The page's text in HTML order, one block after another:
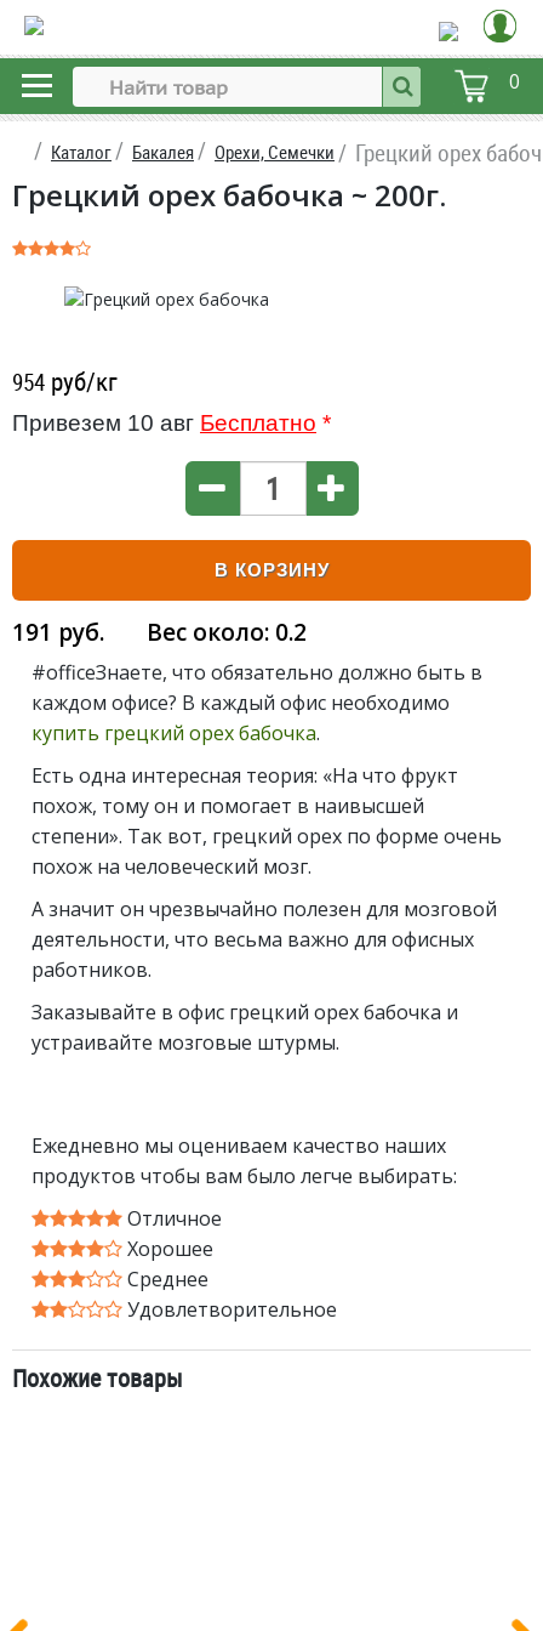
0
Каталог Бакалея Орехи, Семечки Грецкий орех
Грецкий орех бабочка ~ 200г.
954 руб/кг
Привезем 10 авг Бесплатно *
В КОРЗИНУ
191 руб. Вес около: 0.2
#officeЗнаете, что обязательно должно быть в
каждом офисе? В каждый офис необходимо
купить грецкий орех бабочка.
Есть одна интересная теория: «На что фрукт
похож, тому он и помогает в наивысшей
степени». Так вот, грецкий орех по форме очень
похож на человеческий мозг.
А значит он чрезвычайно полезен для мозговой
деятельности, что весьма важно для офисных
работников.
Заказывайте в офис грецкий орех бабочка и
устраивайте мозговые штурмы.
Ежедневно мы оцениваем качество наших
продуктов чтобы вам было легче выбирать:
Отличное
Хорошее
Среднее
Удовлетворительное
Похожие товары